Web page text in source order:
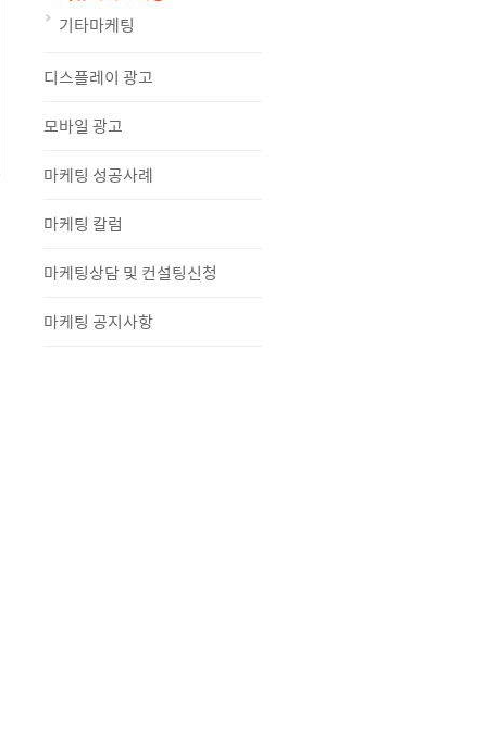
기타마케팅
디스플레이 광고
모바일 광고
마케팅 성공사례
마케팅 칼럼
마케팅상담 및 컨설팅신청
마케팅 공지사항